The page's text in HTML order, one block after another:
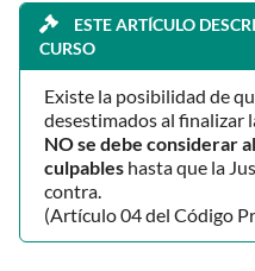
ESTE ARTÍCULO
CURSO
Existe la posibilidad de
desestimados al finalizar
NO se debe considerar
culpables hasta que la
contra.
(Artículo 04 del Código